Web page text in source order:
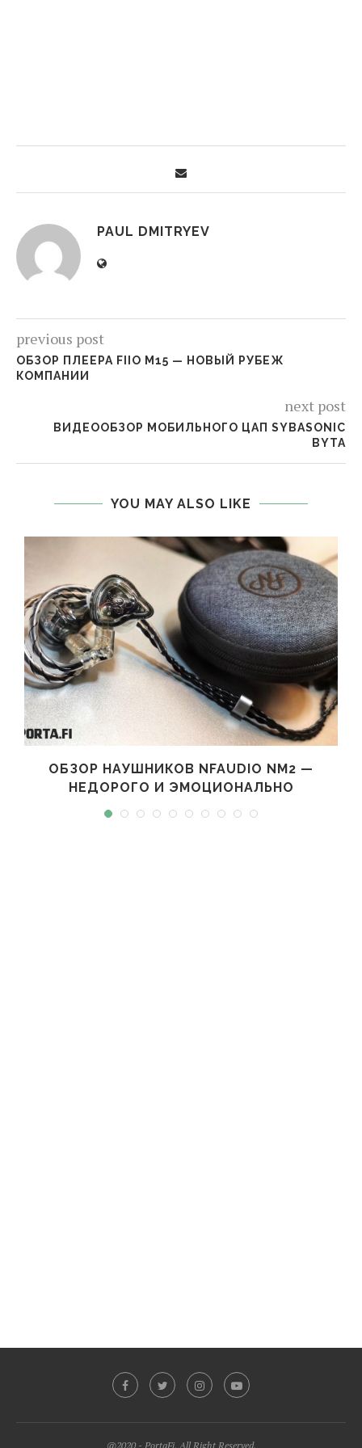
PAUL DMITRYEV
previous post
ОБЗОР ПЛЕЕРА FIIO M15 — НОВЫЙ РУБЕЖ
КОМПАНИИ
next post
ВИДЕООБЗОР МОБИЛЬНОГО ЦАП SYBASONIC
BYTA
YOU MAY ALSO LIKE
ОБЗОР НАУШНИКОВ NFAUDIO NM2 —
НЕДОРОГО И ЭМОЦИОНАЛЬНО
@2020 - PortaFi. All Right Reserved.